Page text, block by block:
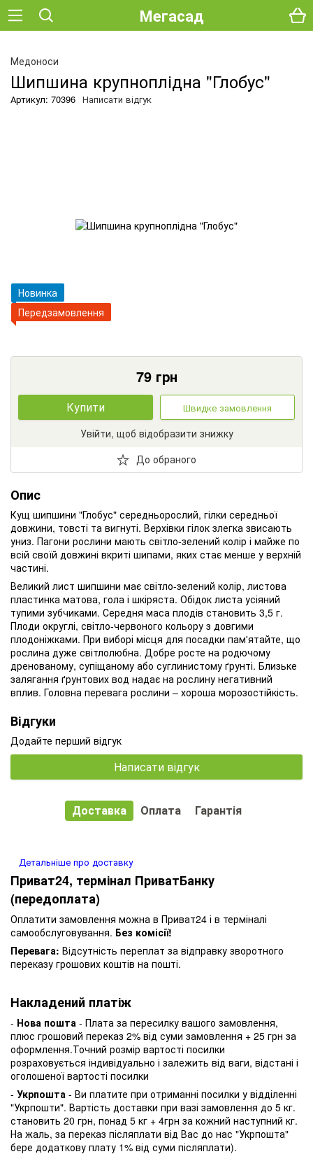
Мегасад
Медоноси
Шипшина крупноплідна "Глобус"
Артикул: 70396 Написати відгук
Новинка
Передзамовлення
79грн
Купити Швидке замовлення
Увійти, щоб відобразити знижку
До обраного
Опис
Кущ шипшини "Глобус" середньорослий, гілки середньої
довжини, товсті та вигнуті. Верхівки гілок злегка звисають
униз. Пагони рослини мають світло-зелений колір і майже по
всій своїй довжині вкриті шипами, яких стає менше у верхній
частині.
Великий лист шипшини має світло-зелений колір, листова
пластинка матова, гола і шкіряста. Обідок листа усіяний
тупими зубчиками. Середня маса плодів становить 3,5 г.
Плоди округлі, світло-червоного кольору з довгими
плодоніжками. При виборі місця для посадки пам'ятайте, що
рослина дуже світлолюбна. Добре росте на родючому
дренованому, супіщаному або суглинистому ґрунті. Близьке
залягання ґрунтових вод надає на рослину негативний
вплив. Головна перевага рослини – хороша морозостійкість.
Відгуки
Додайте перший відгук
Написати відгук
Доставка Оплата Гарантія
Детальніше про доставку
Приват24, термінал ПриватБанку
(передоплата)
Оплатити замовлення можна в Приват24 і в терміналі
самообслуговування. Без комісії!
Перевага: Відсутність переплат за відправку зворотного
переказу грошових коштів на пошті.
Накладений платіж
- Нова пошта - Плата за пересилку вашого замовлення,
плюс грошовий переказ 2% від суми замовлення + 25 грн за
оформлення.Точний розмір вартості посилки
розраховується індивідуально і залежить від ваги, відстані і
оголошеної вартості посилки
- Укрпошта - Ви платите при отриманні посилки у відділенні
"Укрпошти". Вартість доставки при вазі замовлення до 5 кг.
становить 20 грн, понад 5 кг + 4грн за кожний наступний кг.
На жаль, за переказ післяплати від Вас до нас "Укрпошта"
бере додаткову плату 1% від суми післяплати).